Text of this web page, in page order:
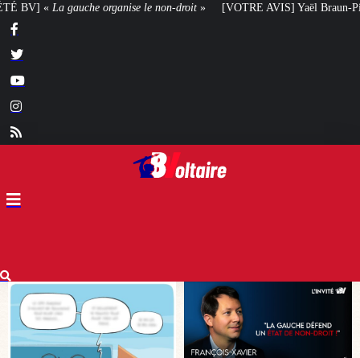
droit» [VOTRE AVIS] Yaël Braun-Pivet doit-elle renoncer à son projet